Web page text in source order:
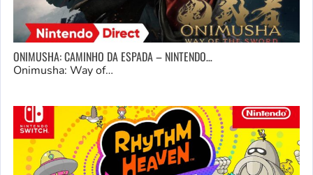
ONIMUSHA: CAMINHO DA ESPADA – NINTENDO…
Onimusha: Way of…